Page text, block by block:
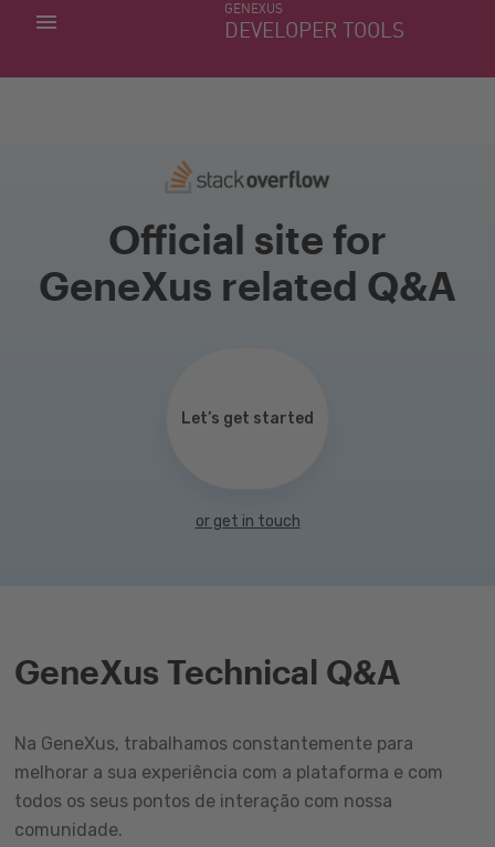
GENEXUS
DEVELOPER TOOLS
MINHAS APLICACÕES
Official site for
GeneXus related Q&A
Let’s get started
or get in touch
GeneXus Technical Q&A
Na GeneXus, trabalhamos constantemente para
melhorar a sua experiência com a plataforma e com
todos os seus pontos de interação com nossa
comunidade.